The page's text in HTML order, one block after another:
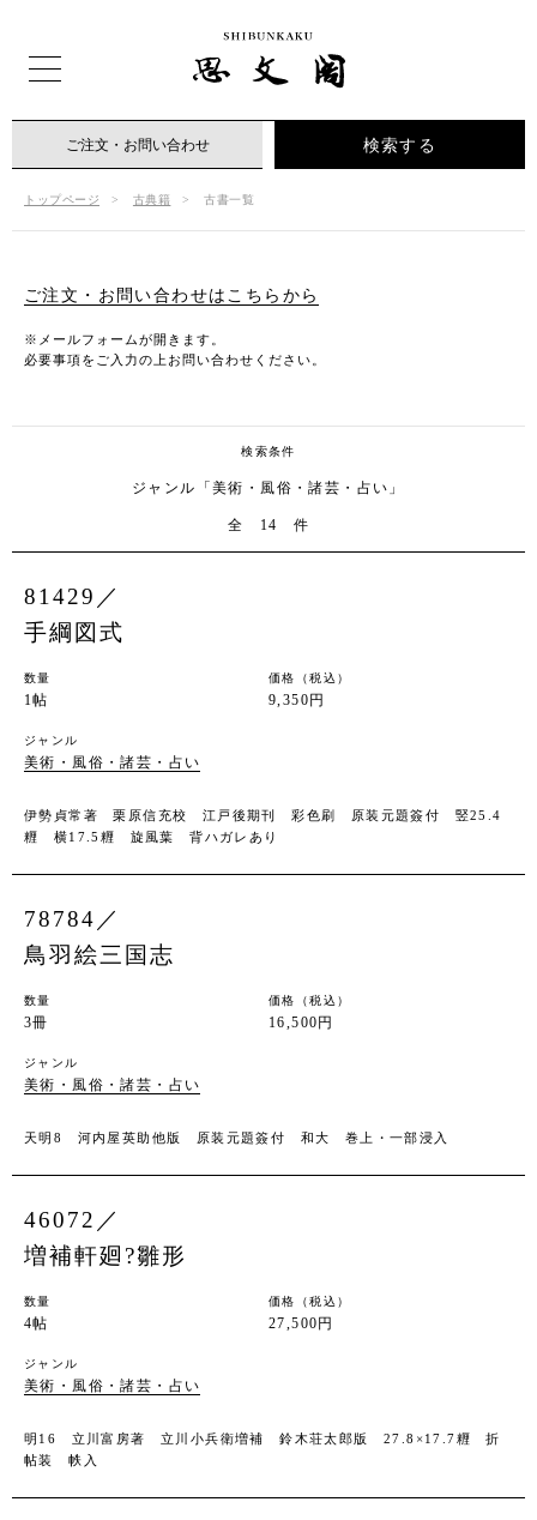
トップページ 古典籍 古書一覧
ご注文・お問い合わせ 検索する
ご注文・お問い合わせはこちらから
※メールフォームが開きます。
必要事項をご入力の上お問い合わせください。
検索条件
ジャンル「美術・風俗・諸芸・占い」
全 14 件
81429／
手綱図式
数量
1帖
価格（税込）
9,350円
ジャンル
美術・風俗・諸芸・占い
伊勢貞常著 栗原信充校 江戸後期刊 彩色刷 原装元題簽付 竪25.4
糎 横17.5糎 旋風葉 背ハガレあり
78784／
鳥羽絵三国志
数量
3冊
価格（税込）
16,500円
ジャンル
美術・風俗・諸芸・占い
天明8 河内屋英助他版 原装元題簽付 和大 巻上・一部浸入
46072／
増補軒廻?雛形
数量
4帖
価格（税込）
27,500円
ジャンル
美術・風俗・諸芸・占い
明16 立川富房著 立川小兵衛増補 鈴木荘太郎版 27.8×17.7糎 折
帖装 帙入